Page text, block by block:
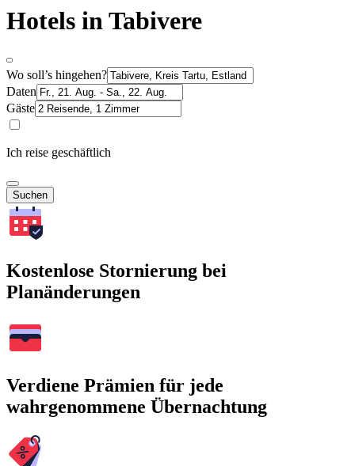
Hotels in Tabivere
Wo soll’s hingehen?
Daten
Gäste
Ich reise geschäftlich
Suchen
Kostenlose Stornierung bei
Planänderungen
Verdiene Prämien für jede
wahrgenommene Übernachtung